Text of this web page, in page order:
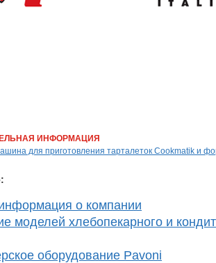
ИНФОРМАЦИЯ
для приготовления тарталеток Cookmatik и
о компании
моделей хлебопекарного и
оборудование Pavoni